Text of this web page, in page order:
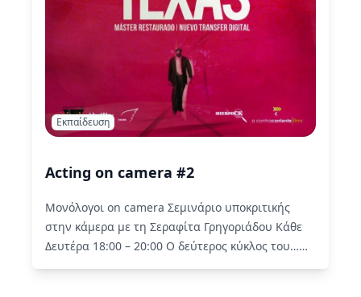
Εκπαίδευση
Acting on camera #2
Μονόλογοι on camera Σεμινάριο υποκριτικής
στην κάμερα με τη Σεραφίτα Γρηγοριάδου Κάθε
Δευτέρα 18:00 – 20:00 Ο δεύτερος κύκλος του…
Read More